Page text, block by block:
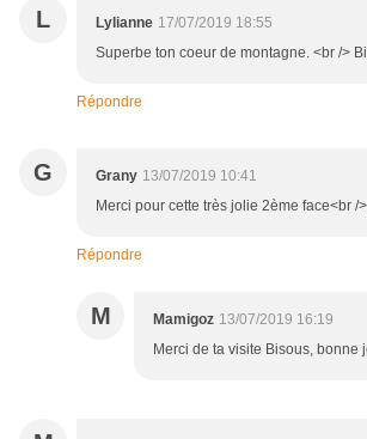
L Lylianne 17/07/2019 18:55
Superbe ton coeur de montagne. <br />
Répondre
G Grany 13/07/2019 10:41
Merci pour cette très jolie 2ème face<br /
Répondre
M Mamigoz 13/07/2019 16:19
Merci de ta visite Bisous, bonne